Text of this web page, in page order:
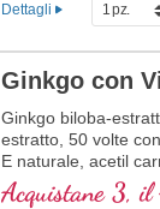
Dettagli
Ginkgo con
Ginkgo biloba-
estratto, 50 volte
E naturale, acetil
Acquistane 3, il